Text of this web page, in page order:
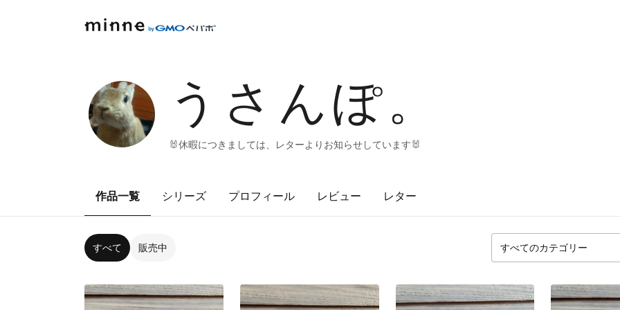
うさんぽ。
🐰休暇につきましては、レターよりお知らせしています🐰
作品一覧 シリーズ プロフィール レビュー レター
すべて 販売中